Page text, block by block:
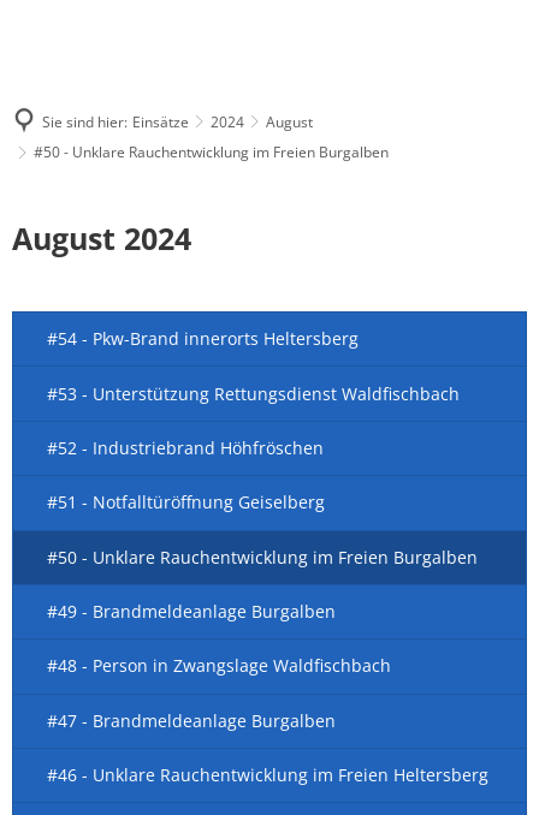
Sie sind hier: Einsätze 2024
August
#50 - Unklare Rauchentwicklung im Freien Burgalben
August 2024
#54 - Pkw-Brand innerorts Heltersberg
#53 - Unterstützung Rettungsdienst Waldfischbach
#52 - Industriebrand Höhfröschen
#51 - Notfalltüröffnung Geiselberg
#50 - Unklare Rauchentwicklung im Freien Burgalben
#49 - Brandmeldeanlage Burgalben
#48 - Person in Zwangslage Waldfischbach
#47 - Brandmeldeanlage Burgalben
#46 - Unklare Rauchentwicklung im Freien Heltersberg